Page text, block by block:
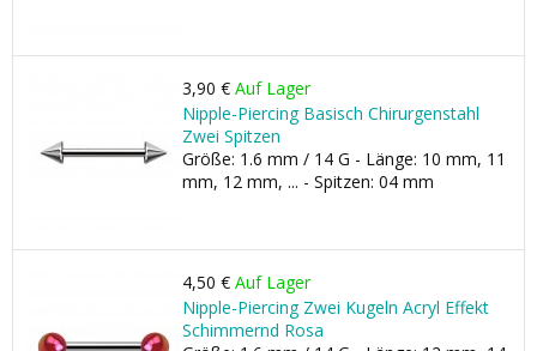
3,90 € Auf Lager
Nipple-Piercing Basisch Chirurgenstahl
Zwei Spitzen
Größe: 1.6 mm / 14 G - Länge: 10 mm, 11
mm, 12 mm, ... - Spitzen: 04 mm
4,50 € Auf Lager
Nipple-Piercing Zwei Kugeln Acryl Effekt
Schimmernd Rosa